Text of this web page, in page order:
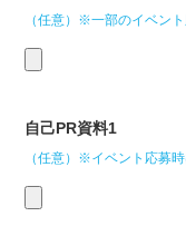
（任意）※一部のイベン
自己PR資料1
（任意）※イベント応募